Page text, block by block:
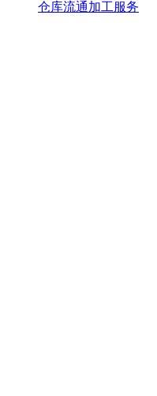
仓库流通加工服务